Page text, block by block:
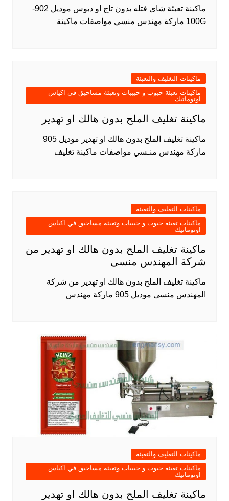
ماكينة تعبئة شاى فتله بدون تاج او دبوس موديل 902-
100G ماركة مهندس منسي مواصفات ماكينة
ماكينات التغليف والتعبئة
ماكينات تعبئة حبوب و حبيبات وتعبئة مساحيق في اكياس
اوتوماتيك
ماكينة تغليف الملح بدون هالك او تهدير
ماكينة تغليف الملح بدون هالك او تهدير موديل 905
ماركة مهندس منـسي مواصفات ماكينة تغليف
ماكينات التغليف والتعبئة
ماكينات تعبئة حبوب و حبيبات وتعبئة مساحيق في اكياس
اوتوماتيك
ماكينة تغليف الملح بدون هالك او تهدير من
شركة المهندس منسى
ماكينة تغليف الملح بدون هالك او تهدير من شركة
المهندس منسى موديل 905 ماركة مهندس
ماكينات التغليف والتعبئة
ماكينات تعبئة حبوب و حبيبات وتعبئة مساحيق في اكياس
اوتوماتيك
ماكينة تغليف الملح بدون هالك او تهدير